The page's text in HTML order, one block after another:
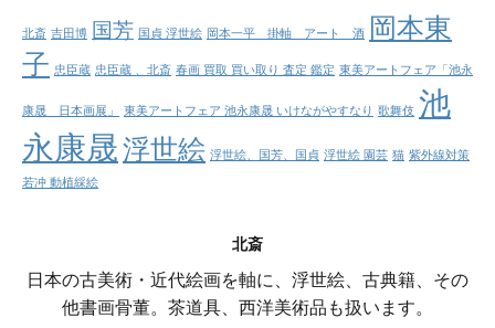
北斎 吉田博 国芳 国貞 浮世絵 岡本一平 掛軸 アート 酒
岡本東
子 忠臣蔵 忠臣蔵 、北斎 春画 買取 買い取り 査定 鑑定 東美アートフェア「池永
康晟 日本画展」 東美アートフェア 池永康晟 いけながやすなり 歌舞伎 池
永康晟浮世絵 浮世絵、国芳、国貞 浮世絵 園芸 猫 紫外線対策
若冲 動植綵絵
北斎
日本の古美術・近代絵画を軸に、浮世絵、古典籍、その
他書画骨董。茶道具、西洋美術品も扱います。